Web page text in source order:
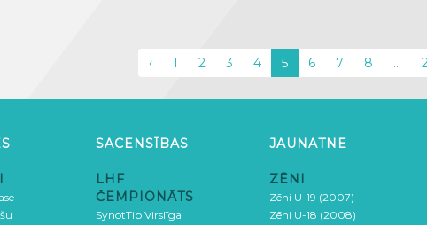
‹ 1 2 3 4 5 6 7 8 ...
SACENSĪBAS
LHF
ČEMPIONĀTS
SynotTip Virslīga
JAUNATNE
ZĒNI
Zēni U-19 (2007)
Zēni U-18 (2008)